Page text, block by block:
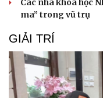
Các nhà khoa học
ma” trong vũ trụ
GIẢI TRÍ